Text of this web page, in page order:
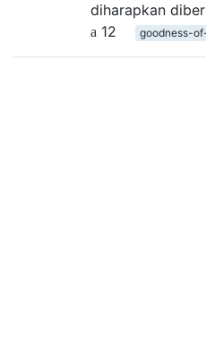
diharapkan
12
goodness-